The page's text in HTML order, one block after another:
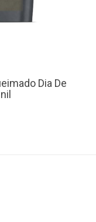
Dia De